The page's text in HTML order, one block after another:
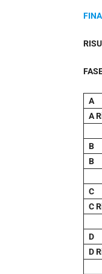
A
A
B
B
C
C
D
D